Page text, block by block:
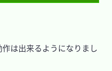
は出来るようになりまし